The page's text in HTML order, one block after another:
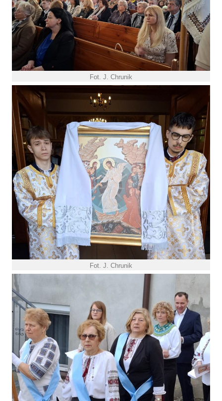
Fot. J. Chrunik
Fot. J. Chrunik